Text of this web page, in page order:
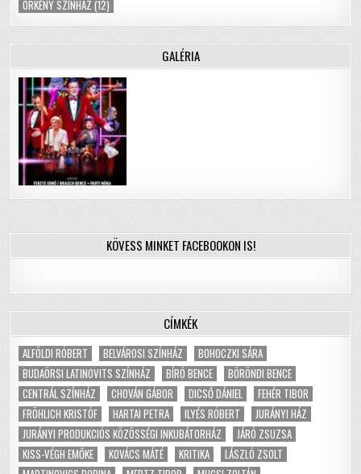
ÖRKÉNY SZÍNHÁZ (12)
GALÉRIA
KÖVESS MINKET FACEBOOKON IS!
CÍMKÉK
ALFÖLDI RÓBERT BELVÁROSI SZÍNHÁZ
BOHOCZKI SÁRA
BUDAÖRSI LATINOVITS SZÍNHÁZ
BÍRÓ BENCE
BÖRÖNDI BENCE
CENTRÁL SZÍNHÁZ
CHOVÁN GÁBOR DICSŐ DÁNIEL
FEHÉR TIBOR
FRÖHLICH KRISTÓF
HARTAI PETRA ILYÉS RÓBERT
JURÁNYI HÁZ
JURÁNYI PRODUKCIÓS KÖZÖSSÉGI INKUBÁTORHÁZ
JÁRÓ ZSUZSA
KISS-VÉGH EMŐKE
KOVÁCS MÁTÉ KRITIKA
LÁSZLÓ ZSOLT